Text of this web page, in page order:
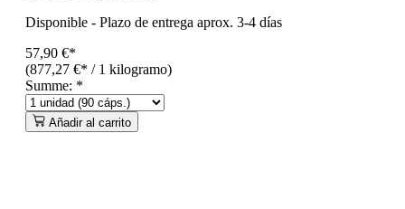
Disponible - Plazo de entrega aprox. 3-4 días
57,90 €*
(877,27 €* / 1 kilogramo)
Summe: *
Añadir al carrito